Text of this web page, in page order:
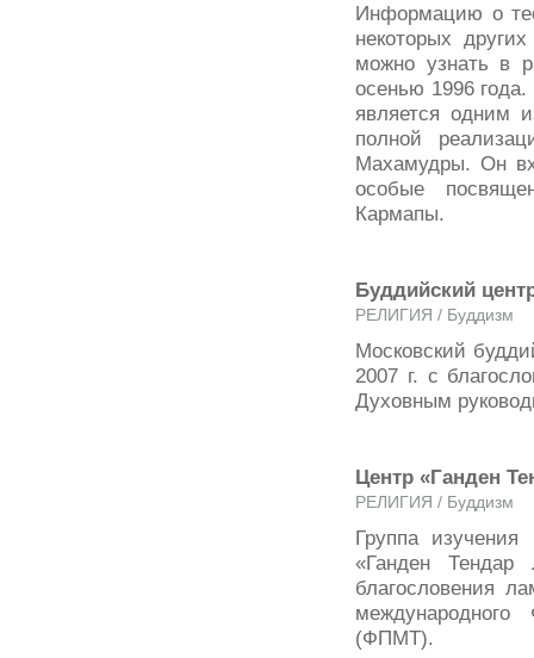
Информацию о
некоторых
можно узнать в
осенью 1996
является одним
полной
Махамудры. Он
особые
Кармапы.
Буддийский
РЕЛИГИЯ / Буддизм
Московский
2007 г. с
Духовным
Центр «Ганден
РЕЛИГИЯ / Буддизм
Группа
«Ганден
благословения
(ФПМТ).